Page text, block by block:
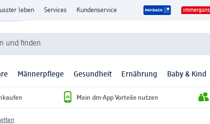
leben Services Kundenservice
und finden
Männerpflege Gesundheit Ernährung Baby & Kind
Mein dm-App Vorteile nutzen